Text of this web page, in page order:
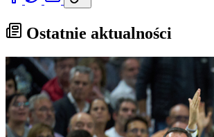
Ostatnie aktualności